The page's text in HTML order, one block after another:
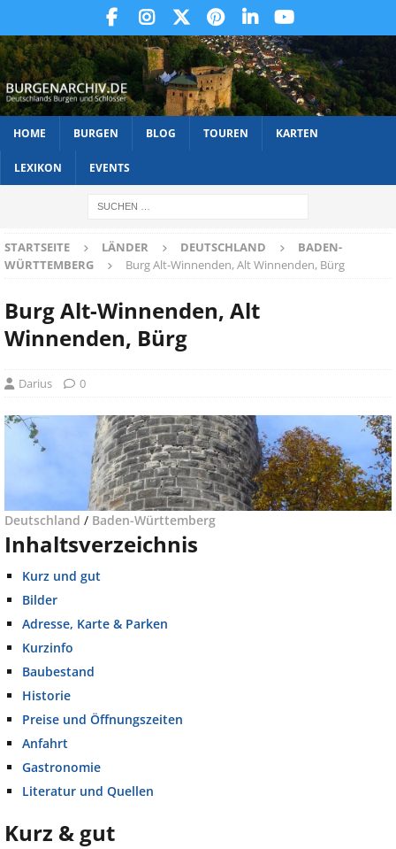
HOME BURGEN BLOG TOUREN KARTEN
LEXIKON EVENTS
STARTSEITE LÄNDER DEUTSCHLAND
BADEN-
WÜRTTEMBERG
Burg Alt-Winnenden, Alt Winnenden, Bürg
Burg Alt-Winnenden, Alt
Winnenden, Bürg
Darius 0
Deutschland / Baden-Württemberg
Inhaltsverzeichnis
Kurz und gut
Bilder
Adresse, Karte & Parken
Kurzinfo
Baubestand
Historie
Preise und Öffnungszeiten
Anfahrt
Gastronomie
Literatur und Quellen
Kurz & gut